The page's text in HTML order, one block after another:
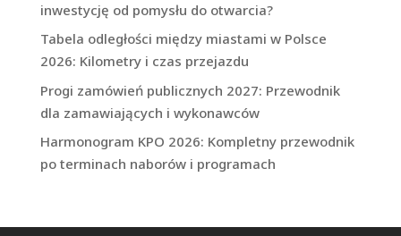
inwestycję od pomysłu do otwarcia?
Tabela odległości między miastami w Polsce
2026: Kilometry i czas przejazdu
Progi zamówień publicznych 2027: Przewodnik
dla zamawiających i wykonawców
Harmonogram KPO 2026: Kompletny przewodnik
po terminach naborów i programach